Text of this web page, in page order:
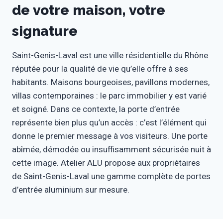
de votre maison, votre
signature
Saint-Genis-Laval est une ville résidentielle du Rhône
réputée pour la qualité de vie qu’elle offre à ses
habitants. Maisons bourgeoises, pavillons modernes,
villas contemporaines : le parc immobilier y est varié
et soigné. Dans ce contexte, la porte d’entrée
représente bien plus qu’un accès : c’est l’élément qui
donne le premier message à vos visiteurs. Une porte
abîmée, démodée ou insuffisamment sécurisée nuit à
cette image. Atelier ALU propose aux propriétaires
de Saint-Genis-Laval une gamme complète de portes
d’entrée aluminium sur mesure.